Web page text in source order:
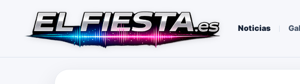
Noticias